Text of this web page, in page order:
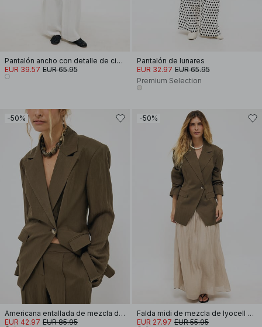
Pantalón ancho con detalle de cinturón
EUR 39.57 EUR 65.95
Pantalón de lunares
EUR 32.97 EUR 65.95
Premium Selection
-50%
Americana entallada de mezcla de lyocell
EUR 42.97 EUR 85.95
-50%
Falda midi de mezcla de lyocell con detalle de pliegues
EUR 27.97 EUR 55.95